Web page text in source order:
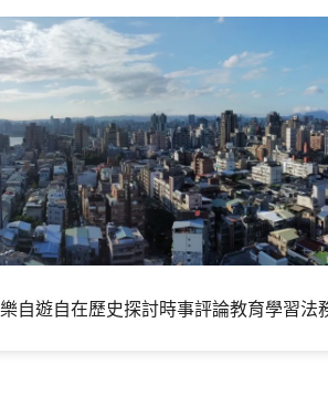
自遊自在歷史探討時事評論教育學習法